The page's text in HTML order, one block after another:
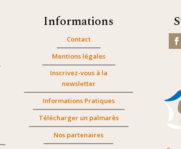
Informations
Contact
Mentions légales
Inscrivez-vous à la
newsletter
Informations Pratiques
Télécharger un palmarès
Nos partenaires